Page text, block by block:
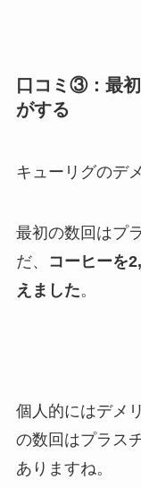
口コミ③：最
がする
キューリグのデ
最初の数回はプ
だ、
コーヒーを
えました。
個人的にはデメ
の数回はプラス
ありますね。